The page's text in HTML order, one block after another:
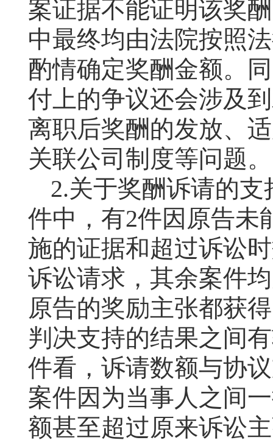
案证据不能证明该奖
中最终均由法院按照
酌情确定奖酬金额。
付上的争议还会涉及到
离职后奖酬的发放、
关联公司制度等问题。
2.关于奖酬诉请的支
件中，有2件因原告未
施的证据和超过诉讼
诉讼请求，其余案件
原告的奖励主张都获
判决支持的结果之间
件看，诉请数额与协
案件因为当事人之间
额甚至超过原来诉讼